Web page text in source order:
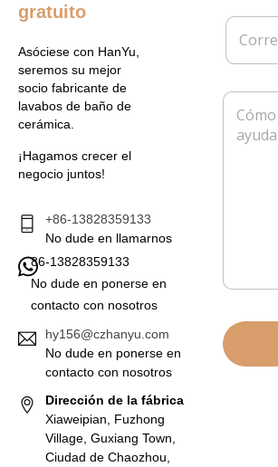
gratuito
Asóciese con HanYu,
seremos su mejor
socio fabricante de
lavabos de baño de
cerámica.
¡Hagamos crecer el
negocio juntos!
+86-13828359133
No dude en llamarnos
86-13828359133
No dude en ponerse en
contacto con nosotros
hy156@czhanyu.com
No dude en ponerse en
contacto con nosotros
Dirección de la fábrica
Xiaweipian, Fuzhong
Village, Guxiang Town,
Ciudad de Chaozhou,
r
C
r
e
c
M